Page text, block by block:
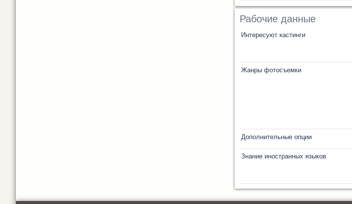
Рабочие данные
Интересуют кастинги
Жанры фотосъемки
Дополнительные опции
Знание иностранных языков